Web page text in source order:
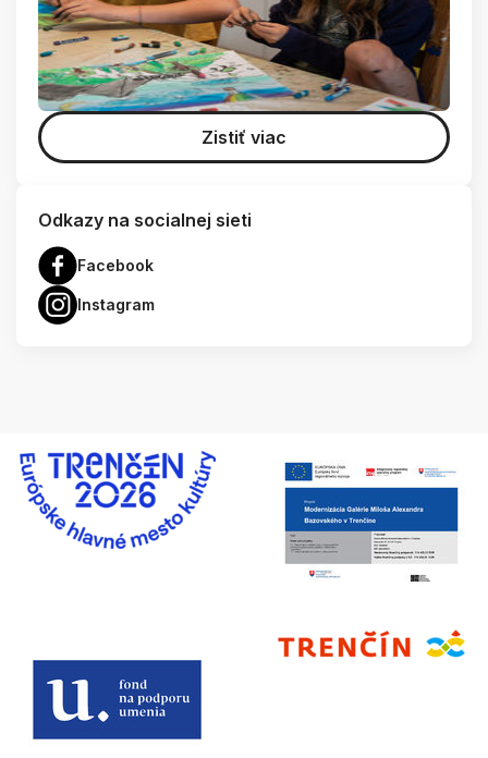
Zistiť viac
Odkazy na socialnej sieti
Facebook
Instagram